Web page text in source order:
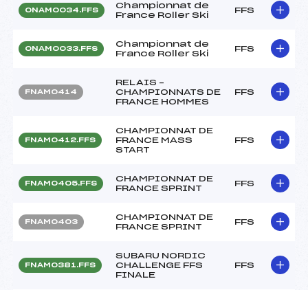
ONAM0034.FFS
Championnat de
France Roller Ski
FFS
ONAM0033.FFS
Championnat de
France Roller Ski
FFS
FNAM0414
RELAIS –
CHAMPIONNATS DE
FRANCE HOMMES
FFS
FNAM0412.FFS
CHAMPIONNAT DE
FRANCE MASS
START
FFS
FNAM0405.FFS
CHAMPIONNAT DE
FRANCE SPRINT
FFS
FNAM0403
CHAMPIONNAT DE
FRANCE SPRINT
FFS
FNAM0381.FFS
SUBARU NORDIC
CHALLENGE FFS
FINALE
FFS